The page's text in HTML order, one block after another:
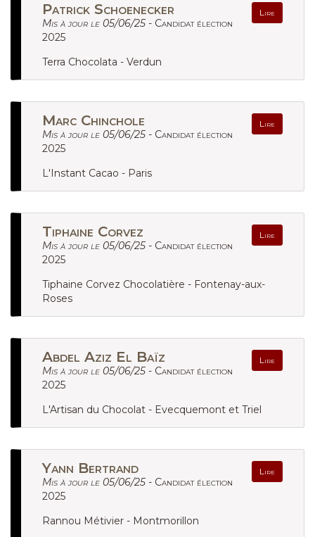
Patrick Schoenecker Lire
Mis à jour le 05/06/25 - Candidat élection
2025
Terra Chocolata - Verdun
Marc Chinchole Lire
Mis à jour le 05/06/25 - Candidat élection
2025
L'Instant Cacao - Paris
Tiphaine Corvez Lire
Mis à jour le 05/06/25 - Candidat élection
2025
Tiphaine Corvez Chocolatière - Fontenay-aux-
Roses
Abdel Aziz El Baïz Lire
Mis à jour le 05/06/25 - Candidat élection
2025
L'Artisan du Chocolat - Evecquemont et Triel
Yann Bertrand Lire
Mis à jour le 05/06/25 - Candidat élection
2025
Rannou Métivier - Montmorillon